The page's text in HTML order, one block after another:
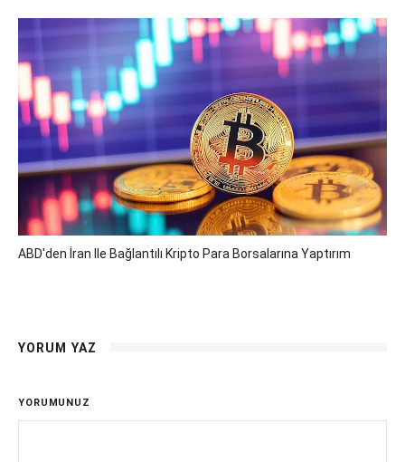
ABD'den İran Ile Bağlantılı Kripto Para Borsalarına Yaptırım
YORUM YAZ
YORUMUNUZ